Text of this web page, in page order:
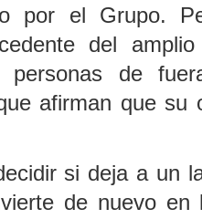
por el Grupo.
del
personas de
afirman que
si deja a un
de nuevo